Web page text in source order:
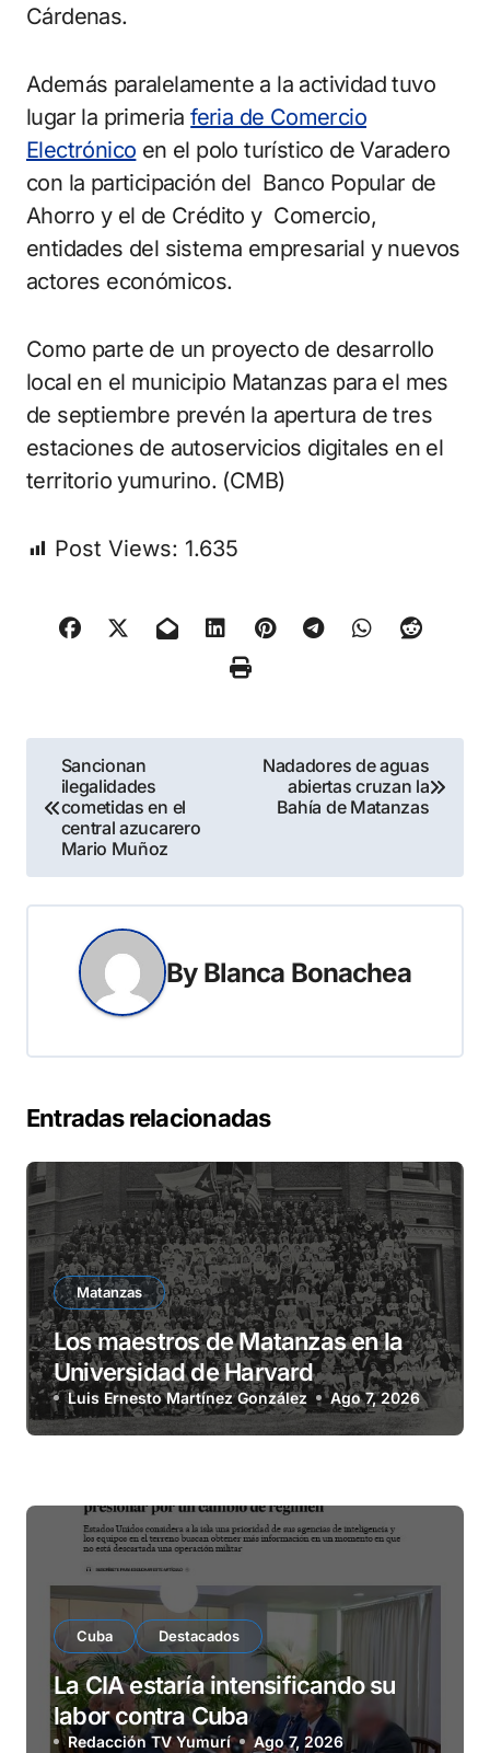
Cárdenas.
Además paralelamente a la actividad tuvo
lugar la primeriaferia de Comercio
Electrónico en el polo turístico de Varadero
con la participación del Banco Popular de
Ahorro y el de Crédito y Comercio,
entidades del sistema empresarial y nuevos
actores económicos.
Como parte de un proyecto de desarrollo
local en el municipio Matanzas para el mes
de septiembre prevén la apertura de tres
estaciones de autoservicios digitales en el
territorio yumurino. (CMB)
Post Views: 1.635
Navegación
de
entradas
Sancionan
ilegalidades
cometidas en el
central azucarero
Mario Muñoz
Nadadores de aguas
abiertas cruzan la
Bahía de Matanzas
By Blanca Bonachea
Entradas relacionadas
Matanzas
Los maestros de Matanzas en la
Universidad de Harvard
Luis Ernesto Martínez González Ago 7, 2026
Cuba Destacados
La CIA estaría intensificando su
labor contra Cuba
Redacción TV Yumurí Ago 7, 2026